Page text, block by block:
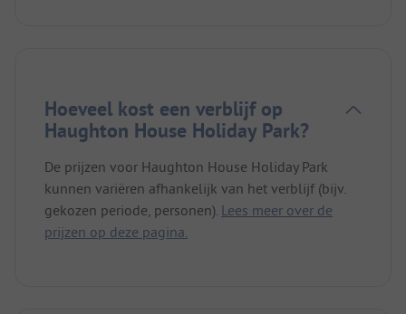
Hoeveel kost een verblijf op
Haughton House Holiday Park?
De prijzen voor Haughton House Holiday Park
kunnen variëren afhankelijk van het verblijf (bijv.
gekozen periode, personen). Lees meer over de
prijzen op deze pagina.